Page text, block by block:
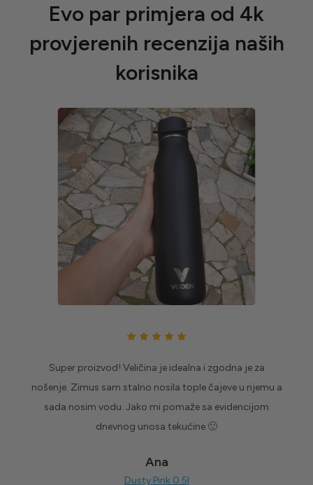
Evo par primjera od 4k
provjerenih recenzija naših
korisnika
Super proizvod! Veličina je idealna i zgodna je za
nošenje. Zimus sam stalno nosila tople čajeve u njemu a
sada nosim vodu. Jako mi pomaže sa evidencijom
dnevnog unosa tekućine 🙂
Ana
Dusty Pink 0.5l